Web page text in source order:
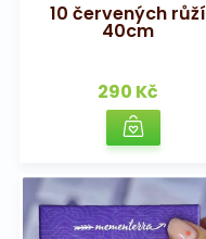
10 červených růží
40cm
290 Kč